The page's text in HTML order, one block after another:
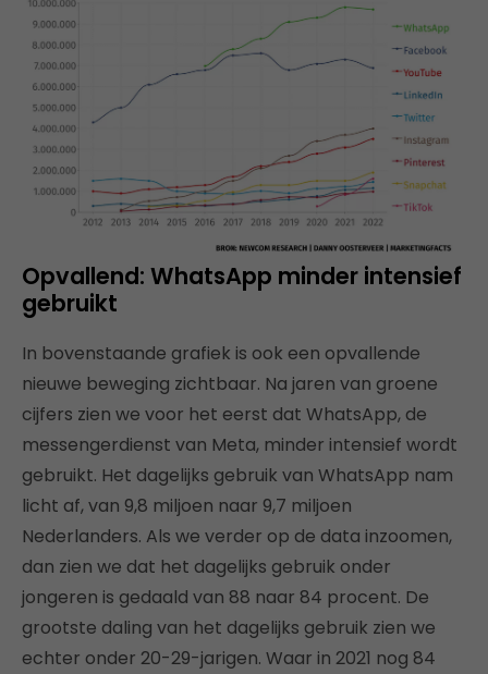
Opvallend: WhatsApp minder intensief
gebruikt
In bovenstaande grafiek is ook een opvallende
nieuwe beweging zichtbaar. Na jaren van groene
cijfers zien we voor het eerst dat WhatsApp, de
messengerdienst van Meta, minder intensief wordt
gebruikt. Het dagelijks gebruik van WhatsApp nam
licht af, van 9,8 miljoen naar 9,7 miljoen
Nederlanders. Als we verder op de data inzoomen,
dan zien we dat het dagelijks gebruik onder
jongeren is gedaald van 88 naar 84 procent. De
grootste daling van het dagelijks gebruik zien we
echter onder 20-29-jarigen. Waar in 2021 nog 84